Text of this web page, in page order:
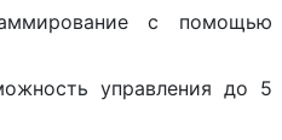
с помощью
управления до 5